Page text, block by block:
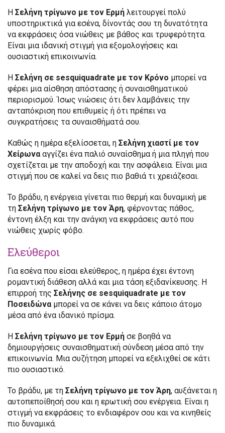
Η Σελήνη τρίγωνο με τον Ερμή λειτουργεί πολύ
υποστηρικτικά για εσένα, δίνοντάς σου τη δυνατότητα
να εκφράσεις όσα νιώθεις με βάθος και τρυφερότητα.
Είναι μια ιδανική στιγμή για εξομολογήσεις και
ουσιαστική επικοινωνία.
Η Σελήνη σε sesquiquadrate με τον Κρόνο μπορεί να
φέρει μια αίσθηση απόστασης ή συναισθηματικού
περιορισμού. Ίσως νιώσεις ότι δεν λαμβάνεις την
ανταπόκριση που επιθυμείς ή ότι πρέπει να
συγκρατήσεις τα συναισθήματά σου.
Καθώς η ημέρα εξελίσσεται, η Σελήνη χιαστί με τον
Χείρωνααγγίζει ένα παλιό συναίσθημα ή μια πληγή που
σχετίζεται με την αποδοχή και την ασφάλεια. Είναι μια
στιγμή που σε καλεί να δεις πιο βαθιά τι χρειάζεσαι.
Το βράδυ, η ενέργεια γίνεται πιο θερμή και δυναμική με
τη Σελήνη τρίγωνο με τον Άρη, φέρνοντας πάθος,
έντονη έλξη και την ανάγκη να εκφράσεις αυτό που
νιώθεις χωρίς φόβο.
Ελεύθεροι
Για εσένα που είσαι ελεύθερος, η ημέρα έχει έντονη
ρομαντική διάθεση αλλά και μια τάση εξιδανίκευσης. Η
επιρροή της Σελήνης σε sesquiquadrate με τον
Ποσειδώναμπορεί να σε κάνει να δεις κάποιο άτομο
μέσα από ένα ιδανικό πρίσμα.
Η Σελήνη τρίγωνο με τον Ερμή σε βοηθά να
δημιουργήσεις συναισθηματική σύνδεση μέσα από την
επικοινωνία. Μια συζήτηση μπορεί να εξελιχθεί σε κάτι
πιο ουσιαστικό.
Το βράδυ, με τη Σελήνη τρίγωνο με τον Άρη, αυξάνεται η
αυτοπεποίθησή σου και η ερωτική σου ενέργεια. Είναι η
στιγμή να εκφράσεις το ενδιαφέρον σου και να κινηθείς
πιο δυναμικά.